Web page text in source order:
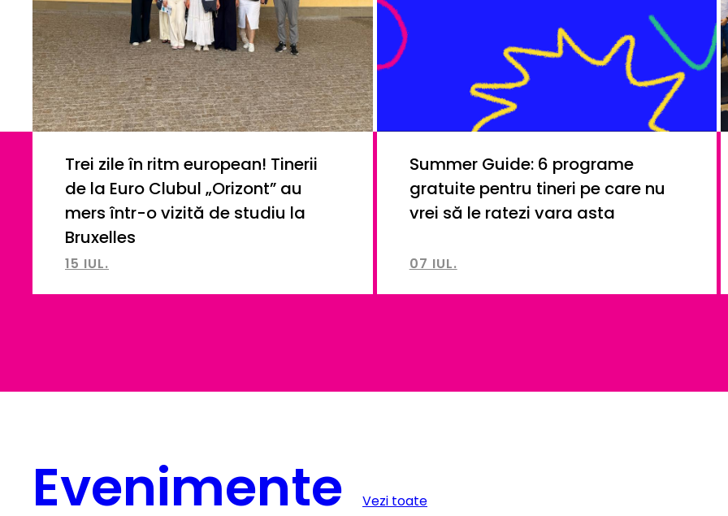
Trei zile în ritm european! Tinerii
de la Euro Clubul „Orizont” au
mers într-o vizită de studiu la
Bruxelles
15 IUL.
Summer Guide: 6 programe
gratuite pentru tineri pe care nu
vrei să le ratezi vara asta
07 IUL.
Evenimente Vezi toate